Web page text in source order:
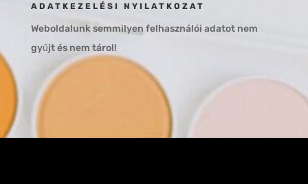
ADATKEZELÉSI NYILATKOZAT
Weboldalunk semmilyen felhasználói adatot nem
gyűjt és nem tárol!